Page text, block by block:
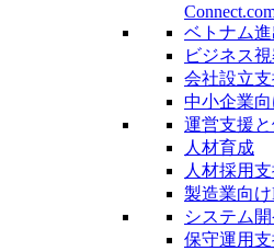
ベトナム
ビジネス
会社設立
中小企業
運営支援
人材育成
人材採用
製造業向
システム
保守運用支